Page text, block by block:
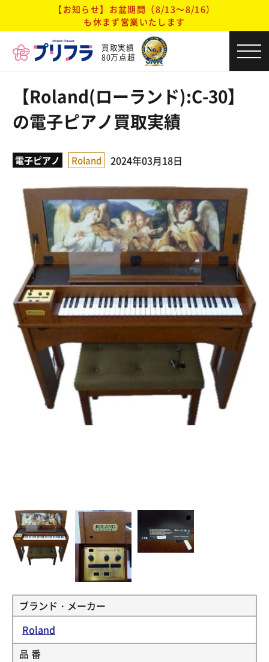
【お知らせ】お盆期間（8/13～8/16）
も休まず営業いたします
買取実績
80万点超
【Roland(ローランド):C-30】
の電子ピアノ買取実績
電子ピアノ Roland 2024年03月18日
ブランド・メーカー
Roland
品 番